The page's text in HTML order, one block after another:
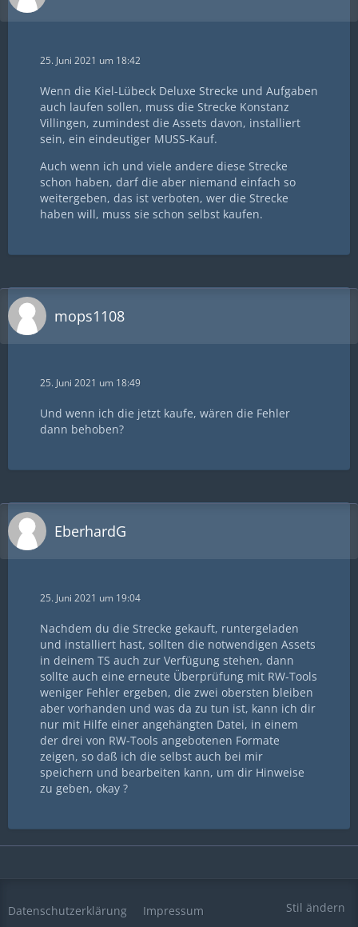
25. Juni 2021 um 18:42
Wenn die Kiel-Lübeck Deluxe Strecke und Aufgaben
auch laufen sollen, muss die Strecke Konstanz
Villingen, zumindest die Assets davon, installiert
sein, ein eindeutiger MUSS-Kauf.
Auch wenn ich und viele andere diese Strecke
schon haben, darf die aber niemand einfach so
weitergeben, das ist verboten, wer die Strecke
haben will, muss sie schon selbst kaufen.
mops1108
25. Juni 2021 um 18:49
Und wenn ich die jetzt kaufe, wären die Fehler
dann behoben?
EberhardG
25. Juni 2021 um 19:04
Nachdem du die Strecke gekauft, runtergeladen
und installiert hast, sollten die notwendigen Assets
in deinem TS auch zur Verfügung stehen, dann
sollte auch eine erneute Überprüfung mit RW-Tools
weniger Fehler ergeben, die zwei obersten bleiben
aber vorhanden und was da zu tun ist, kann ich dir
nur mit Hilfe einer angehängten Datei, in einem
der drei von RW-Tools angebotenen Formate
zeigen, so daß ich die selbst auch bei mir
speichern und bearbeiten kann, um dir Hinweise
zu geben, okay ?
Stil ändern
Datenschutzerklärung Impressum